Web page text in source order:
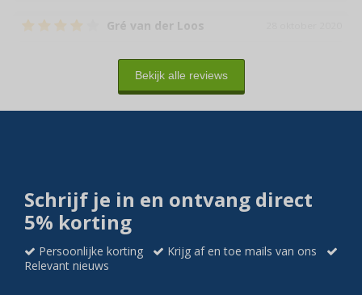
Gré van der Loos
Prima, behalve het plateautje wat niet altijd lekker
vast blijft zitten en dan scheef komt te staan.
Vullen met briketten
Bekijk alle reviews
Schrijf je in en ontvang direct
5% korting
Persoonlijke korting
Krijg af en toe mails van ons
Relevant nieuws